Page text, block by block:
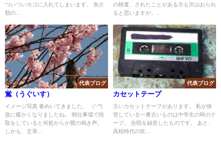
ついついカゴに入れてしまいます。 魚介
類の...
の検査、されたことがある方も沢山おられ
ると思いますが、...
代表ブログ
鴬（うぐいす）
イメージ写真 春めいてきました。 （’-’*)
急に暖かくなりましたね。 朝仕事場で段
取をしていると何処からか鶯の鳴き声。
しかも、文章...
代表ブログ
カセットテープ
古いカセットテープがあります。 私が保
管している一番古いものは中学生の時のテ
ープ。 合唱を録音したものです。 あと、
高校時代の吹...